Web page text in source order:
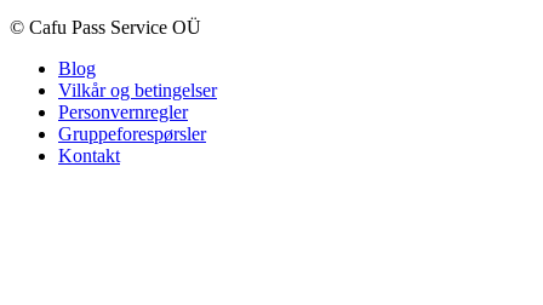
© Cafu Pass Service OÜ
Blog
Vilkår og betingelser
Personvernregler
Gruppeforespørsler
Kontakt